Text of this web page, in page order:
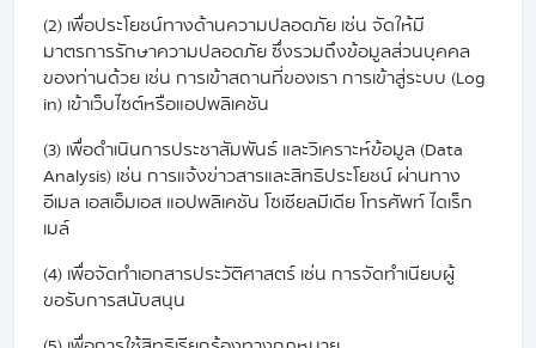
(2) เพื่อประโยชน์ทางด้านความปลอดภัย เช่น จัดให้มี
มาตรการรักษาความปลอดภัย ซึ่งรวมถึงข้อมูลส่วนบุคคล
ของท่านด้วย เช่น การเข้าสถานที่ของเรา การเข้าสู่ระบบ (Log
in) เข้าเว็บไซต์หรือแอปพลิเคชัน
(3) เพื่อดำเนินการประชาสัมพันธ์ และวิเคราะห์ข้อมูล (Data
Analysis) เช่น การแจ้งข่าวสารและสิทธิประโยชน์ ผ่านทาง
อีเมล เอสเอ็มเอส แอปพลิเคชัน โซเชียลมีเดีย โทรศัพท์ ไดเร็ก
เมล์
(4) ​เพื่อจัดทำเอกสารประวัติศาสตร์ เช่น การจัดทำเนียบผู้
ขอรับการสนับสนุน